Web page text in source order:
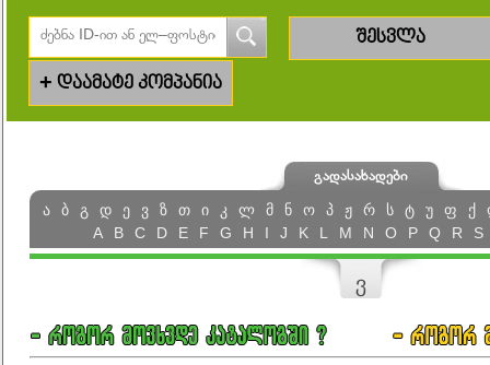
შესვლა
+ დაამატე კომპანია
გადასახადები
ა
ბ გ დ ე ვ ზ თ ი კ ლ მ ნ ო პ ჟ რ ს ტ უ ფ ქ
A
B C D E F G H I J K L M N O P Q R S
ვ